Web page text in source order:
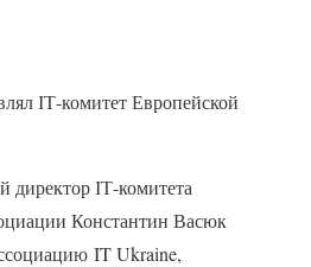
ІТ-комитет Европейской
ІТ-комитета
Константин Васюк
IT Ukraine,